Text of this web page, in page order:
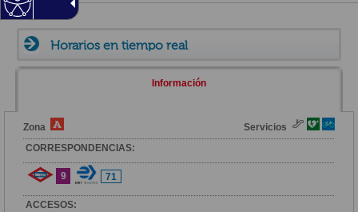
Horarios en tiempo real
Información
Zona
Servicios
CORRESPONDENCIAS:
9 71
ACCESOS: